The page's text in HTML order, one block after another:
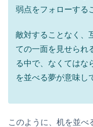
弱点をフォローする
敵対することなく、
ての一面を見せられ
る中で、なくてはな
を並べる夢が意味し
このように、机を並べ